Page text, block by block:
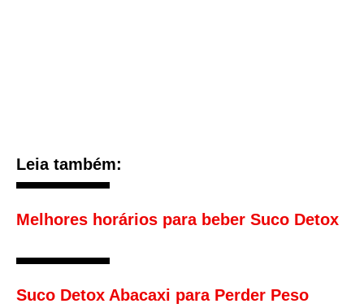
Leia também:
Melhores horários para beber Suco Detox
Suco Detox Abacaxi para Perder Peso